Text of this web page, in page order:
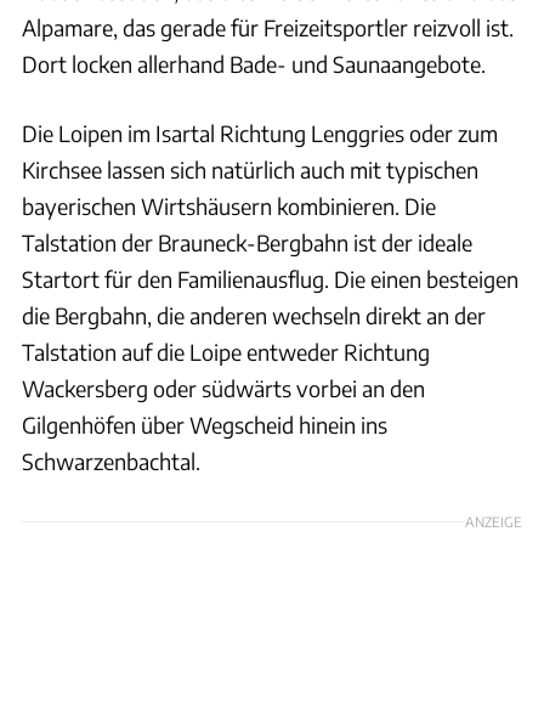
Alpamare, das gerade für Freizeitsportler reizvoll ist.
Dort locken allerhand Bade- und Saunaangebote.
Die Loipen im Isartal Richtung Lenggries oder zum
Kirchsee lassen sich natürlich auch mit typischen
bayerischen Wirtshäusern kombinieren. Die
Talstation der Brauneck-Bergbahn ist der ideale
Startort für den Familienausflug. Die einen besteigen
die Bergbahn, die anderen wechseln direkt an der
Talstation auf die Loipe entweder Richtung
Wackersberg oder südwärts vorbei an den
Gilgenhöfen über Wegscheid hinein ins
Schwarzenbachtal.
ANZEIGE